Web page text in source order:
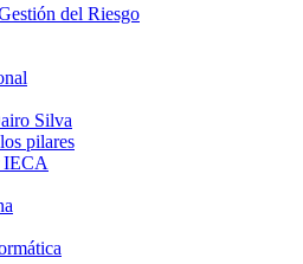
del Riesgo
Silva
pilares
IECA